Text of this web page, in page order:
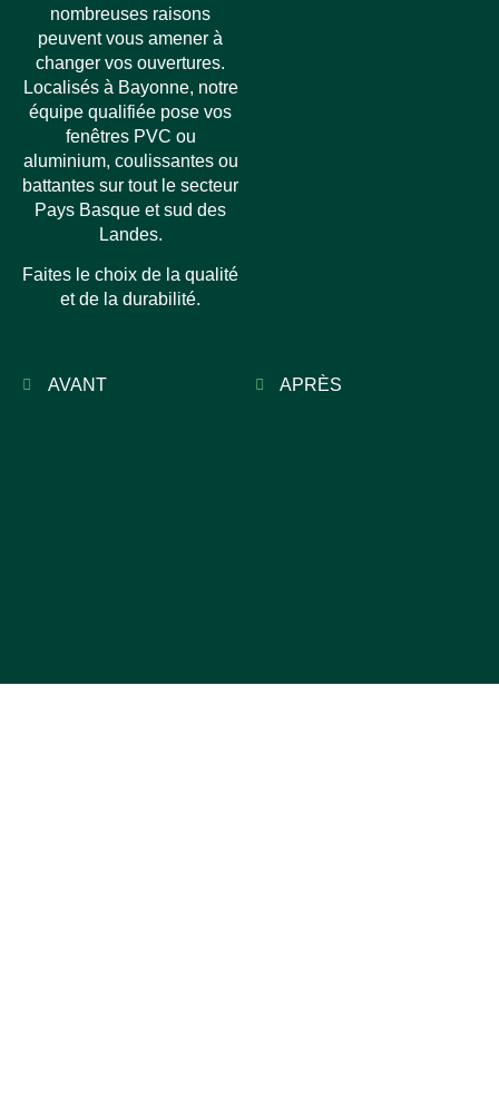
nombreuses raisons
peuvent vous amener à
changer vos ouvertures.
Localisés à Bayonne, notre
équipe qualifiée pose vos
fenêtres PVC ou
aluminium, coulissantes ou
battantes sur tout le secteur
Pays Basque et sud des
Landes.
Faites le choix de la qualité
et de la durabilité.
AVANT APRÈS